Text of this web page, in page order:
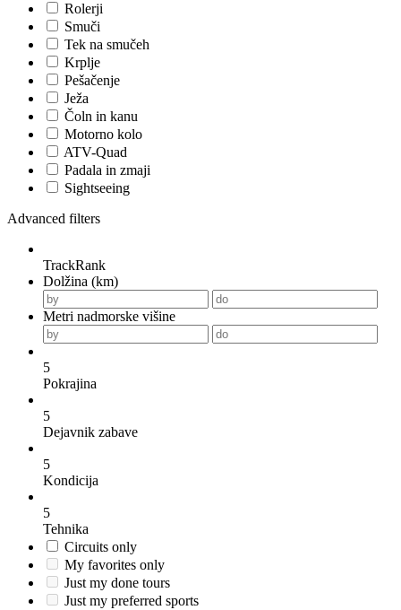
Rolerji
Smuči
Tek na smučeh
Krplje
Pešačenje
Ježa
Čoln in kanu
Motorno kolo
ATV-Quad
Padala in zmaji
Sightseeing
Advanced filters
TrackRank
Dolžina (km)
Metri nadmorske višine
5
Pokrajina
5
Dejavnik zabave
5
Kondicija
5
Tehnika
Circuits only
My favorites only
Just my done tours
Just my preferred sports